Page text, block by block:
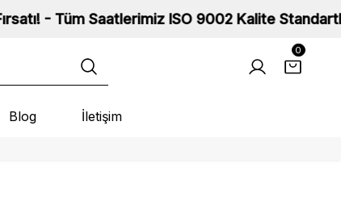
- Tüm Saatlerimiz ISO 9002 Kalite
0
Blog İletişim